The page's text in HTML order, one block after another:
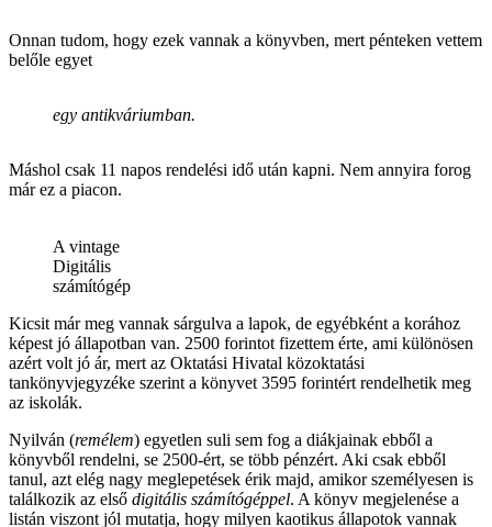
Onnan tudom, hogy ezek vannak a könyvben, mert pénteken vettem
belőle egyet
egy antikváriumban.
Máshol csak 11 napos rendelési idő után kapni. Nem annyira forog
már ez a piacon.
A vintage
Digitális
számítógép
Kicsit már meg vannak sárgulva a lapok, de egyébként a korához
képest jó állapotban van. 2500 forintot fizettem érte, ami különösen
azért volt jó ár, mert az Oktatási Hivatal közoktatási
tankönyvjegyzéke szerint a könyvet 3595 forintért rendelhetik meg
az iskolák.
Nyilván (remélem) egyetlen suli sem fog a diákjainak ebből a
könyvből rendelni, se 2500-ért, se több pénzért. Aki csak ebből
tanul, azt elég nagy meglepetések érik majd, amikor személyesen is
találkozik az első digitális számítógéppel. A könyv megjelenése a
listán viszont jól mutatja, hogy milyen kaotikus állapotok vannak